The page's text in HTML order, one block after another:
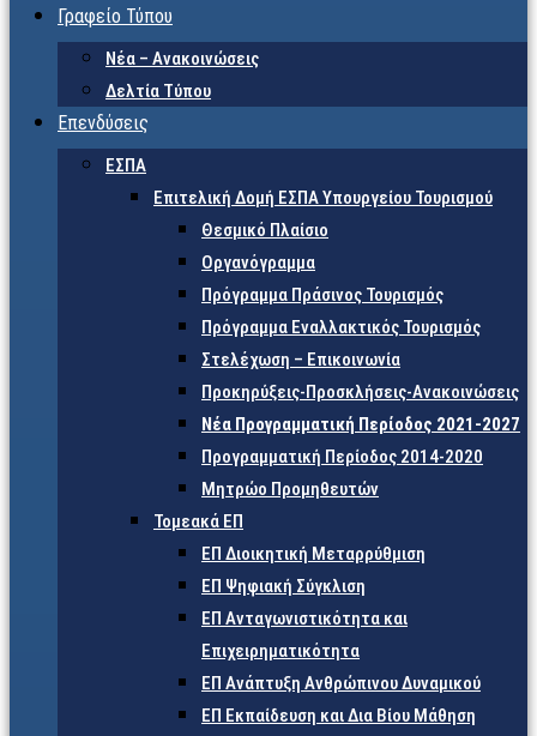
Γραφείο Τύπου
Νέα – Ανακοινώσεις
Δελτία Τύπου
Επενδύσεις
ΕΣΠΑ
Επιτελική Δομή ΕΣΠΑ Υπουργείου Τουρισμού
Θεσμικό Πλαίσιο
Οργανόγραμμα
Πρόγραμμα Πράσινος Τουρισμός
Πρόγραμμα Εναλλακτικός Τουρισμός
Στελέχωση – Επικοινωνία
Προκηρύξεις-Προσκλήσεις-Ανακοινώσεις
Νέα Προγραμματική Περίοδος 2021-2027
Προγραμματική Περίοδος 2014-2020
Μητρώο Προμηθευτών
Τομεακά ΕΠ
ΕΠ Διοικητική Μεταρρύθμιση
ΕΠ Ψηφιακή Σύγκλιση
ΕΠ Ανταγωνιστικότητα και
Επιχειρηματικότητα
ΕΠ Ανάπτυξη Ανθρώπινου Δυναμικού
ΕΠ Εκπαίδευση και Δια Βίου Μάθηση